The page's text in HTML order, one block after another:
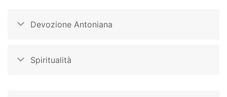
Devozione Antoniana
Spiritualità